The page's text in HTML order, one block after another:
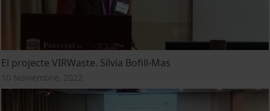
El projecte VIRWaste. Sílvia Bofill-Mas
10 Noviembre, 2022